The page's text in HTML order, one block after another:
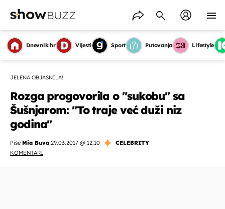
Dnevnik.hr Vijesti Sport Putovanja Lifestyle
JELENA OBJASNILA!
Rozga progovorila o "sukobu" sa
Šušnjarom: "To traje već duži niz
godina"
Piše Mia Buva,29.03.2017 @ 12:10
CELEBRITY
KOMENTARI